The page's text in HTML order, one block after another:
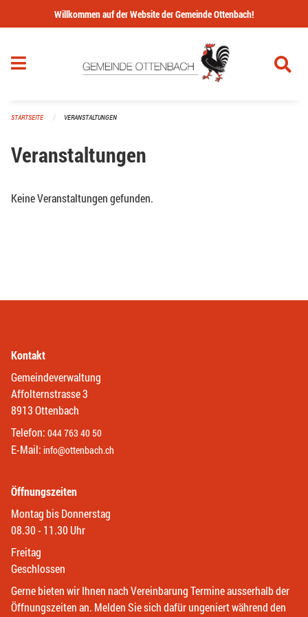
Navigation überspringen
Willkommen auf der Website der Gemeinde Ottenbach!
STARTSEITE VERANSTALTUNGEN
Veranstaltungen
Keine Veranstaltungen gefunden.
Kontakt
Gemeindeverwaltung
Affolternstrasse 3
8913 Ottenbach
Telefon: 044 763 40 50
E-Mail: info@ottenbach.ch
Öffnungszeiten
Montag bis Donnerstag
08.30 - 11.30 Uhr
Freitag
Geschlossen
Gerne bieten wir Ihnen nach Vereinbarung Termine ausserhalb der
Öffnungszeiten an. Melden Sie sich dafür ungeniert während den